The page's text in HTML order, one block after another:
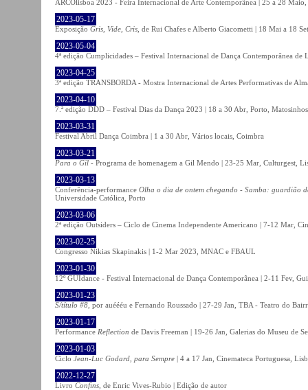
ARCOlisboa 2023 - Feira Internacional de Arte Contemporânea | 25 a 28
2023-05-17
Exposição Gris, Vide, Cris , de Rui Chafes e Alberto Giacometti | 18 Mai a 18
2023-05-04
4ª edição Cumplicidades – Festival Internacional de Dança Contemporânea
2023-04-25
3ª edição TRANSBORDA - Mostra Internacional de Artes Performativas de
2023-04-10
7.ª edição DDD – Festival Dias da Dança 2023 | 18 a 30 Abr, Porto,
2023-03-31
Festival Abril Dança Coimbra | 1 a 30 Abr, Vários locais, Coimbra
2023-03-21
Para o Gil - Programa de homenagem a Gil Mendo | 23-25 Mar, Culturgest,
2023-03-13
Conferência-performance Olha o dia de ontem chegando - Samba: guardião
Universidade Católica, Porto
2023-03-06
2ª edição Outsiders – Ciclo de Cinema Independente Americano | 7-12 Mar,
2023-02-25
Congresso Nikias Skapinakis | 1-2 Mar 2023, MNAC e FBAUL
2023-01-30
12º GUIdance - Festival Internacional de Dança Contemporânea | 2-11 Fev,
2023-01-23
S/título #8 , por auéééu e Fernando Roussado | 27-29 Jan, TBA - Teatro do
2023-01-17
Performance Reflection de Davis Freeman | 19-26 Jan, Galerias do Museu de
2023-01-03
Ciclo Jean-Luc Godard, para Sempre | 4 a 17 Jan, Cinemateca Portuguesa,
2022-12-27
Livro Confins , de Enric Vives-Rubio | Edição de autor